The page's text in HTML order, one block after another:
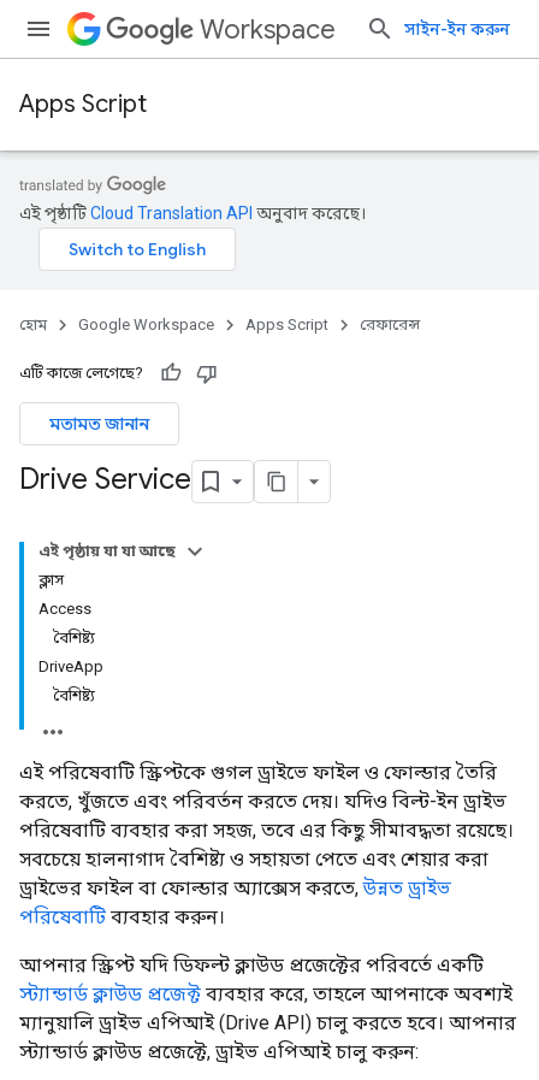
Workspace সাইন-ইন করুন
Apps Script
এই পৃষ্ঠাটিCloud Translation API অনুবাদ করেছে।
হোম Google Workspace Apps Script রেফারেন্স
এটি কাজে লেগেছে?
মতামত জানান
Drive Service
এই পৃষ্ঠায় যা যা আছে
ক্লাস
Access
বৈশিষ্ট্য
DriveApp
বৈশিষ্ট্য
এই পরিষেবাটি স্ক্রিপ্টকে গুগল ড্রাইভে ফাইল ও ফোল্ডার তৈরি
করতে, খুঁজতে এবং পরিবর্তন করতে দেয়। যদিও বিল্ট-ইন ড্রাইভ
পরিষেবাটি ব্যবহার করা সহজ, তবে এর কিছু সীমাবদ্ধতা রয়েছে।
সবচেয়ে হালনাগাদ বৈশিষ্ট্য ও সহায়তা পেতে এবং শেয়ার করা
ড্রাইভের ফাইল বা ফোল্ডার অ্যাক্সেস করতে,উন্নত ড্রাইভ
পরিষেবাটি ব্যবহার করুন।
আপনার স্ক্রিপ্ট যদি ডিফল্ট ক্লাউড প্রজেক্টের পরিবর্তে একটি
স্ট্যান্ডার্ড ক্লাউড প্রজেক্ট ব্যবহার করে, তাহলে আপনাকে অবশ্যই
ম্যানুয়ালি ড্রাইভ এপিআই (Drive API) চালু করতে হবে। আপনার
স্ট্যান্ডার্ড ক্লাউড প্রজেক্টে, ড্রাইভ এপিআই চালু করুন: